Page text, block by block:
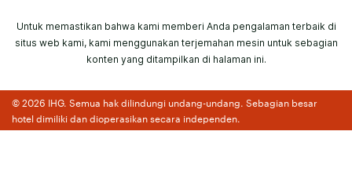
Untuk memastikan bahwa kami memberi Anda pengalaman terbaik di
situs web kami, kami menggunakan terjemahan mesin untuk sebagian
konten yang ditampilkan di halaman ini.
© 2026 IHG. Semua hak dilindungi undang-undang. Sebagian besar
hotel dimiliki dan dioperasikan secara independen.